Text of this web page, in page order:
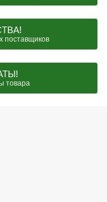
поставщиков
товара